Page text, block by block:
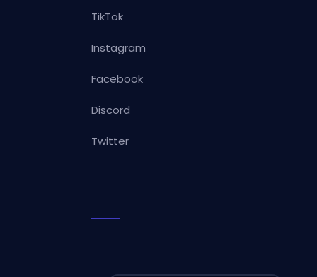
TikTok
Instagram
Facebook
Discord
Twitter